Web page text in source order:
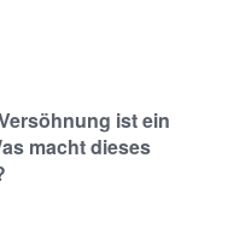
ist ein
macht dieses